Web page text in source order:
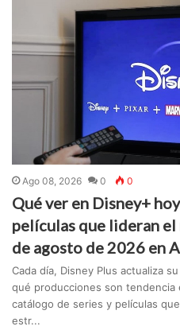
Ago 08, 2026 0 0
Qué ver en Disney+
películas que lideran
de agosto de 2026 en
Cada día, Disney Plus actualiza
qué producciones son tendencia
catálogo de series y películas
estr...